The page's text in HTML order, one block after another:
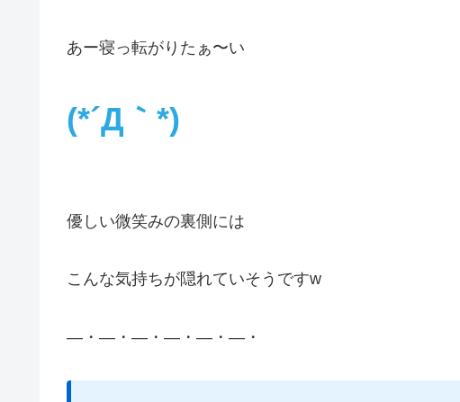
あー寝っ転がりたぁ〜い
(*´Д｀*)
優しい微笑みの裏側には
こんな気持ちが隠れていそうですw
―・―・―・―・―・―・